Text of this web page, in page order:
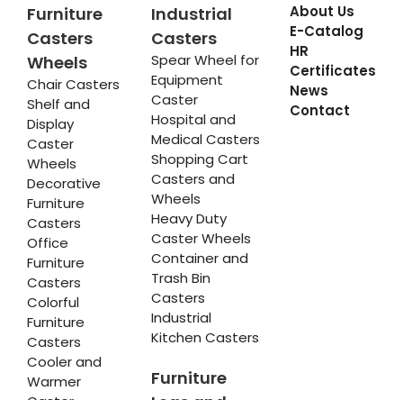
Furniture
Casters
Wheels
Chair Casters
Shelf and
Display
Caster
Wheels
Decorative
Furniture
Casters
Office
Furniture
Casters
Colorful
Furniture
Casters
Cooler and
Warmer
Industrial
Casters
Spear Wheel for
Equipment
Caster
Hospital and
Medical Casters
Shopping Cart
Casters and
Wheels
Heavy Duty
Caster Wheels
Container and
Trash Bin
Casters
Industrial
Kitchen Casters
Furniture
About Us
E-Catalog
HR
Certificates
News
Contact